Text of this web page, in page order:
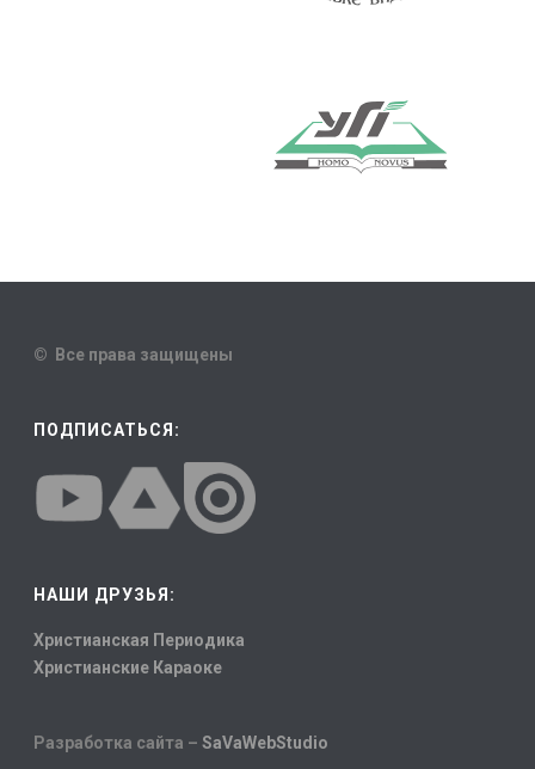
© Все права защищены
ПОДПИСАТЬСЯ:
НАШИ ДРУЗЬЯ:
Христианская Периодика
Христианские Караоке
Разработка сайта –SaVaWebStudio